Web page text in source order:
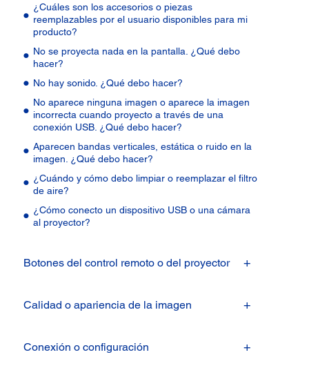
¿Cuáles son los accesorios o piezas
reemplazables por el usuario disponibles para mi
producto?
No se proyecta nada en la pantalla. ¿Qué debo
hacer?
No hay sonido. ¿Qué debo hacer?
No aparece ninguna imagen o aparece la imagen
incorrecta cuando proyecto a través de una
conexión USB. ¿Qué debo hacer?
Aparecen bandas verticales, estática o ruido en la
imagen. ¿Qué debo hacer?
¿Cuándo y cómo debo limpiar o reemplazar el filtro
de aire?
¿Cómo conecto un dispositivo USB o una cámara
al proyector?
Botones del control remoto o del proyector
Calidad o apariencia de la imagen
Conexión o configuración